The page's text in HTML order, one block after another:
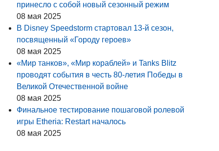
принесло с собой новый сезонный режим
08 мая 2025
В Disney Speedstorm стартовал 13-й сезон,
посвященный «Городу героев»
08 мая 2025
«Мир танков», «Мир кораблей» и Tanks Blitz
проводят события в честь 80-летия Победы в
Великой Отечественной войне
08 мая 2025
Финальное тестирование пошаговой ролевой
игры Etheria: Restart началось
08 мая 2025